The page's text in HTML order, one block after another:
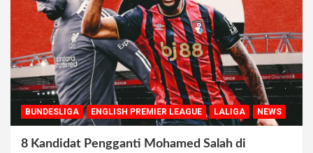
BUNDESLIGA ENGLISH PREMIER LEAGUE LALIGA NEWS
8 Kandidat Pengganti Mohamed Salah di